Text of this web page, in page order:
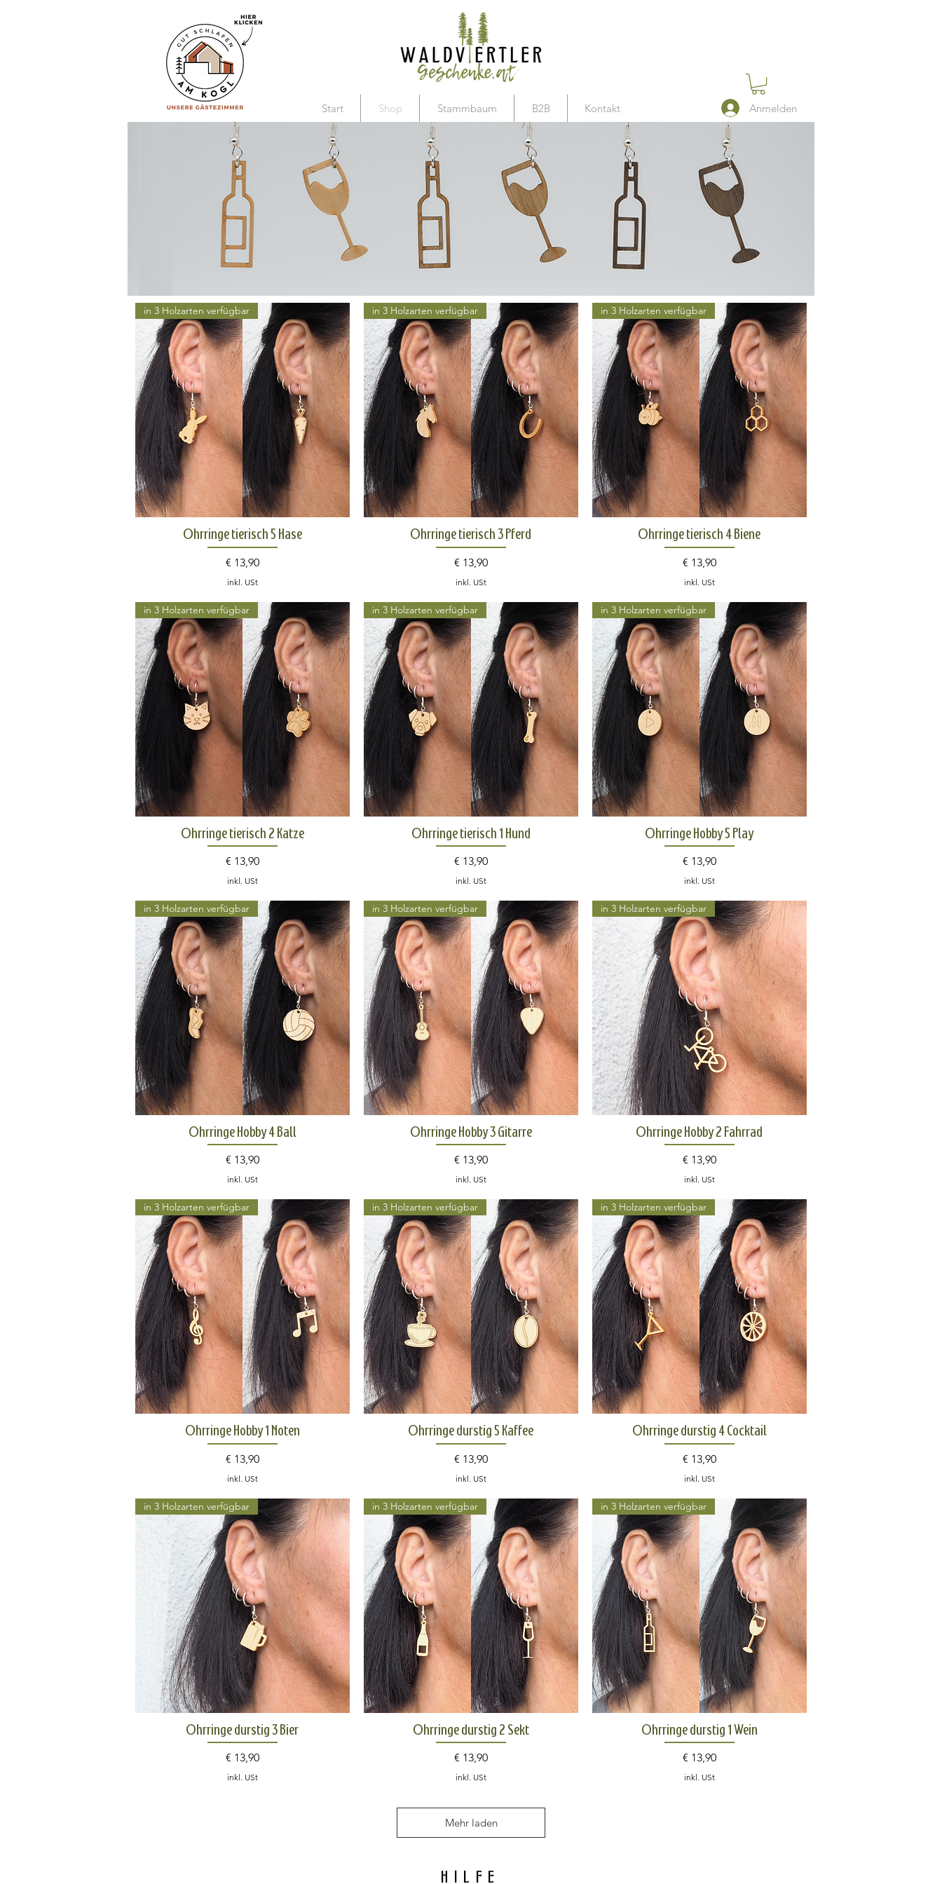
Start Shop Stammbaum B2B Kontakt Anmelden
Schnellansicht
in 3 Holzarten verfügbar
Ohrringe tierisch 5 Hase
Preis
€ 13,90
inkl. USt
Schnellansicht
in 3 Holzarten verfügbar
Ohrringe tierisch 3 Pferd
Preis
€ 13,90
inkl. USt
Schnellansicht
in 3 Holzarten verfügbar
Ohrringe tierisch 4 Biene
Preis
€ 13,90
inkl. USt
Schnellansicht
in 3 Holzarten verfügbar
Ohrringe tierisch 2 Katze
Preis
€ 13,90
inkl. USt
Schnellansicht
in 3 Holzarten verfügbar
Ohrringe tierisch 1 Hund
Preis
€ 13,90
inkl. USt
Schnellansicht
in 3 Holzarten verfügbar
Ohrringe Hobby 5 Play
Preis
€ 13,90
inkl. USt
Schnellansicht
in 3 Holzarten verfügbar
Ohrringe Hobby 4 Ball
Preis
€ 13,90
inkl. USt
Schnellansicht
in 3 Holzarten verfügbar
Ohrringe Hobby 3 Gitarre
Preis
€ 13,90
inkl. USt
Schnellansicht
in 3 Holzarten verfügbar
Ohrringe Hobby 2 Fahrrad
Preis
€ 13,90
inkl. USt
Schnellansicht
in 3 Holzarten verfügbar
Ohrringe Hobby 1 Noten
Preis
€ 13,90
inkl. USt
Schnellansicht
in 3 Holzarten verfügbar
Ohrringe durstig 5 Kaffee
Preis
€ 13,90
inkl. USt
Schnellansicht
in 3 Holzarten verfügbar
Ohrringe durstig 4 Cocktail
Preis
€ 13,90
inkl. USt
Schnellansicht
in 3 Holzarten verfügbar
Ohrringe durstig 3 Bier
Preis
€ 13,90
inkl. USt
Schnellansicht
in 3 Holzarten verfügbar
Ohrringe durstig 2 Sekt
Preis
€ 13,90
inkl. USt
Schnellansicht
in 3 Holzarten verfügbar
Ohrringe durstig 1 Wein
Preis
€ 13,90
inkl. USt
Mehr laden
HILFE